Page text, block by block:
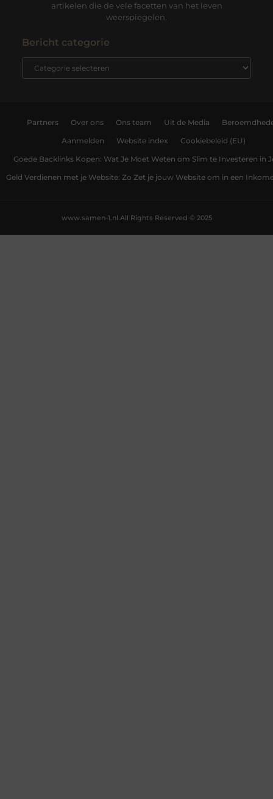
artikelen die de vele facetten van het leven
weerspiegelen.
Bericht categorie
Partners Over ons Ons team Uit de Media
Aanmelden Website index Cookiebeleid (EU)
Goede Backlinks Kopen: Wat Je Moet Weten om Slim te Investeren in
Geld Verdienen met je Website: Zo Zet je jouw Website om in een
All Rights Reserved © 2025
www.samen-1.nl.